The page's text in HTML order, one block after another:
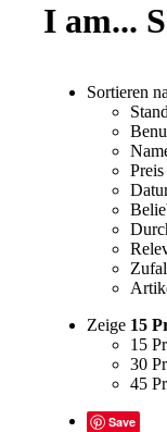
I am...
Sortieren
Preis
Zeige 15
15
30
45
Save